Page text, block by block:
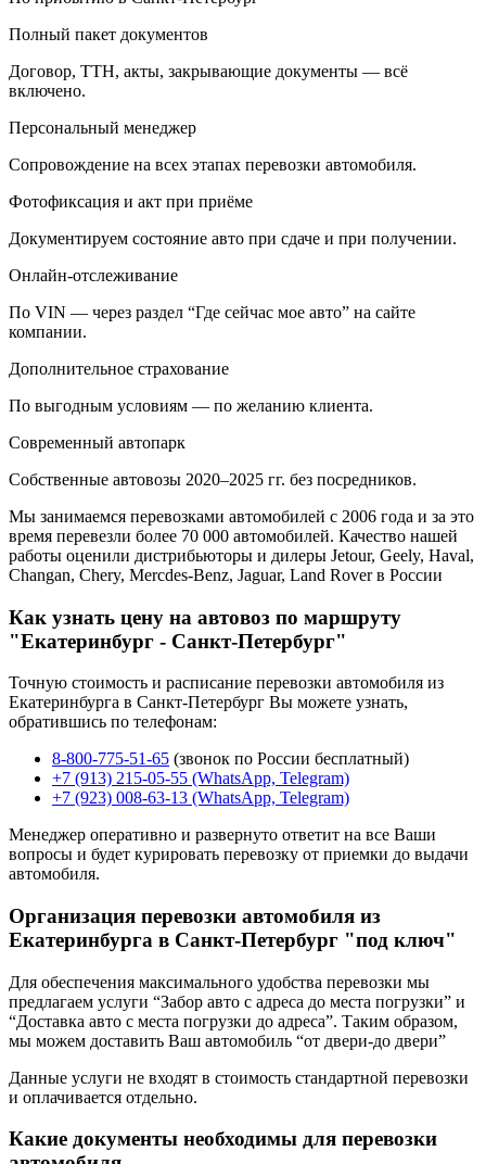
Полный пакет документов
Договор, ТТН, акты, закрывающие документы — всё
включено.
Персональный менеджер
Сопровождение на всех этапах перевозки автомобиля.
Фотофиксация и акт при приёме
Документируем состояние авто при сдаче и при получении.
Онлайн-отслеживание
По VIN — через раздел “Где сейчас мое авто” на сайте
компании.
Дополнительное страхование
По выгодным условиям — по желанию клиента.
Современный автопарк
Собственные автовозы 2020–2025 гг. без посредников.
Мы занимаемся перевозками автомобилей с 2006 года и за это
время перевезли более 70 000 автомобилей. Качество нашей
работы оценили дистрибьюторы и дилеры Jetour, Geely, Haval,
Changan, Chery, Mercdes-Benz, Jaguar, Land Rover в России
Как узнать цену на автовоз по маршруту
"Екатеринбург - Санкт-Петербург"
Точную стоимость и расписание перевозки автомобиля из
Екатеринбурга в Санкт-Петербург Вы можете узнать,
обратившись по телефонам:
8-800-775-51-65 (звонок по России бесплатный)
+7 (913) 215-05-55 (WhatsApp, Telegram)
+7 (923) 008-63-13 (WhatsApp, Telegram)
Менеджер оперативно и развернуто ответит на все Ваши
вопросы и будет курировать перевозку от приемки до выдачи
автомобиля.
Организация перевозки автомобиля из
Екатеринбурга в Санкт-Петербург "под ключ"
Для обеспечения максимального удобства перевозки мы
предлагаем услуги “Забор авто с адреса до места погрузки” и
“Доставка авто с места погрузки до адреса”. Таким образом,
мы можем доставить Ваш автомобиль “от двери-до двери”
Данные услуги не входят в стоимость стандартной перевозки
и оплачивается отдельно.
Какие документы необходимы для перевозки